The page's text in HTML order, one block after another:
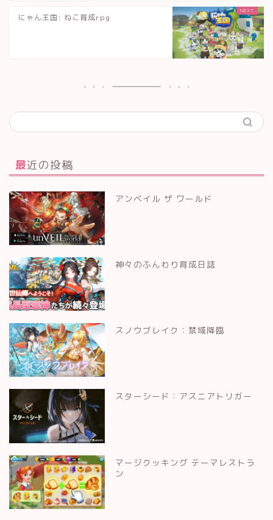
にゃん王国: ねこ育成rpg
最近の投稿
アンベイル ザ ワールド
神々のふんわり育成日誌
スノウブレイク：禁域降臨
スターシード：アスニアトリガー
マージクッキング テーマレストラ
ン